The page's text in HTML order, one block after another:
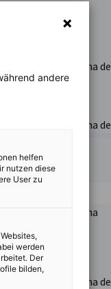
Metropolitana de
Santiago
Metropolitana de
Metropolitana
Metropolitana de
andere
helfen
nutzen diese
User zu
werden
Der
bilden,